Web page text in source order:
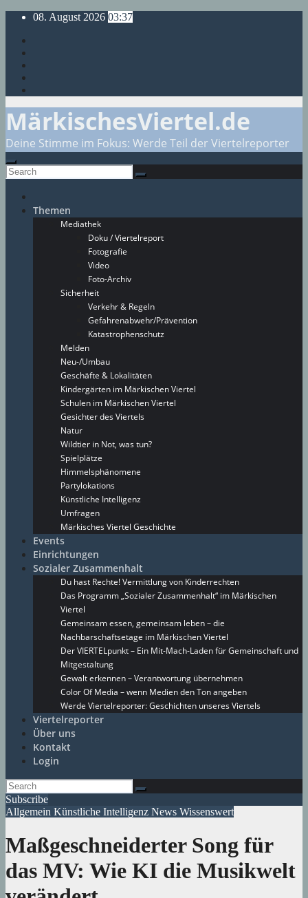
Skip
content
08. August 2026 03:37
MärkischesViertel.de
Deine Stimme im Fokus: Werde Teil der Viertelreporter
Themen
Mediathek
Doku / Viertelreport
Fotografie
Video
Foto-Archiv
Sicherheit
Verkehr & Regeln
Gefahrenabwehr/Prävention
Katastrophenschutz
Melden
Neu-/Umbau
Geschäfte & Lokalitäten
Kindergärten im Märkischen Viertel
Schulen im Märkischen Viertel
Gesichter des Viertels
Natur
Wildtier in Not, was tun?
Spielplätze
Himmelsphänomene
Partylokations
Künstliche Intelligenz
Umfragen
Märkisches Viertel Geschichte
Events
Einrichtungen
Sozialer Zusammenhalt
Du hast Rechte! Vermittlung von Kinderrechten
Das Programm „Sozialer Zusammenhalt“ im Märkischen
Viertel
Gemeinsam essen, gemeinsam leben – die
Nachbarschaftsetage im Märkischen Viertel
Der VIERTELpunkt – Ein Mit-Mach-Laden für Gemeinschaft und
Mitgestaltung
Gewalt erkennen – Verantwortung übernehmen
Color Of Media – wenn Medien den Ton angeben
Werde Viertelreporter: Geschichten unseres Viertels
Viertelreporter
Über uns
Kontakt
Login
Subscribe
Allgemein Künstliche Intelligenz News Wissenswert
Maßgeschneiderter Song für
das MV: Wie KI die Musikwelt